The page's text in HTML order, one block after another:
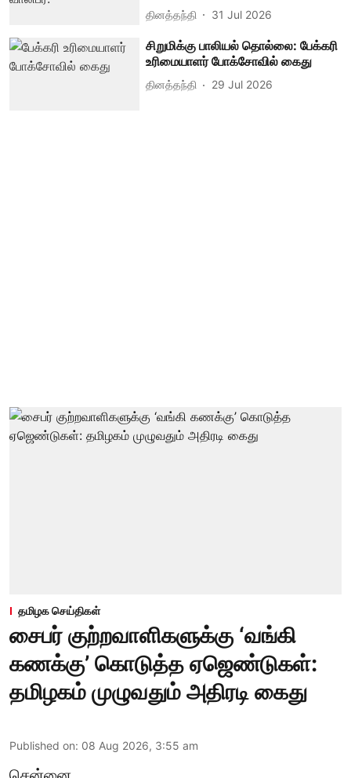
தினத்தந்தி 31 Jul 2026
சிறுமிக்கு பாலியல் தொல்லை: பேக்கரி
உரிமையாளர் போக்சோவில் கைது
தினத்தந்தி 29 Jul 2026
தமிழக செய்திகள்
சைபர் குற்றவாளிகளுக்கு ‘வங்கி
கணக்கு’ கொடுத்த ஏஜெண்டுகள்:
தமிழகம் முழுவதும் அதிரடி கைது
Published on: 08 Aug 2026, 3:55 am